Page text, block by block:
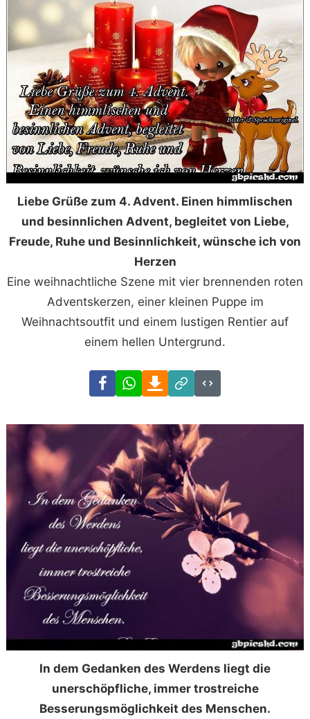
Liebe Grüße zum 4. Advent. Einen himmlischen
und besinnlichen Advent, begleitet von Liebe,
Freude, Ruhe und Besinnlichkeit, wünsche ich von
Herzen
Eine weihnachtliche Szene mit vier brennenden roten
Adventskerzen, einer kleinen Puppe im
Weihnachtsoutfit und einem lustigen Rentier auf
einem hellen Untergrund.
FacebookWhatsAppDownload
Link
Code
In dem Gedanken des Werdens liegt die
unerschöpfliche, immer trostreiche
Besserungsmöglichkeit des Menschen.